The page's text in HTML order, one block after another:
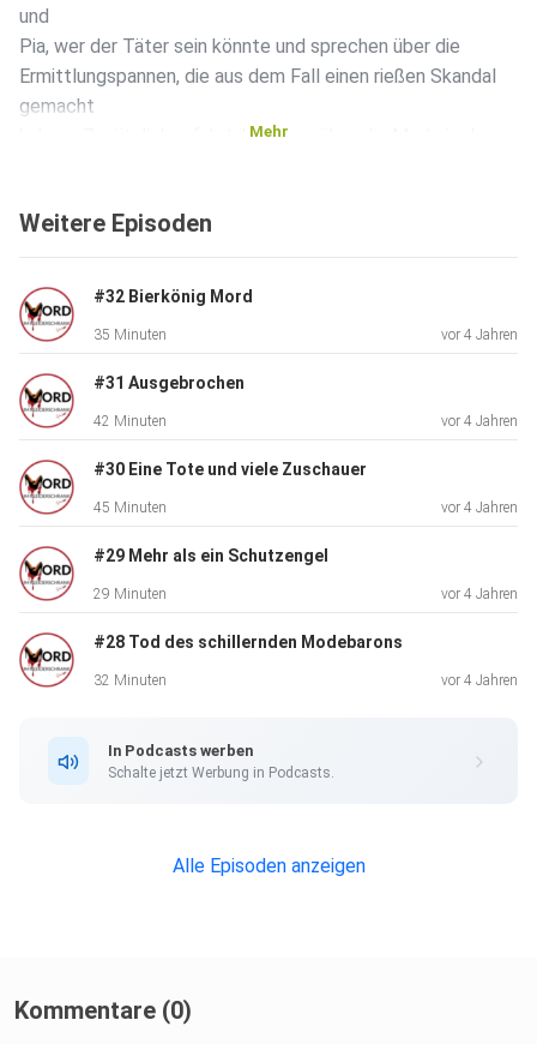
und
Pia, wer der Täter sein könnte und sprechen über die
Ermittlungspannen, die aus dem Fall einen rießen Skandal
gemacht
haben. Zusätzlich erfahrt ihr etwas über die Mode in dem
euch auf den Mord- und Modemittwoch! Fotos: peggy
Bing images ulvi kulac - Bing images Quellen: Das Buch zum
Fall:
Der Fall Peggy: Die Geschichte eines Skandals : Jung, Ina,
Lemmer,
Christoph: Amazon.de: Bücher Der Podcast: Geheimakte
damals geschehen? | ANTENNE BAYERN
Mehr
Weitere Episoden
#32 Bierkönig Mord
35 Minuten vor 4 Jahren
#31 Ausgebrochen
42 Minuten vor 4 Jahren
#30 Eine Tote und viele Zuschauer
45 Minuten vor 4 Jahren
#29 Mehr als ein Schutzengel
29 Minuten vor 4 Jahren
#28 Tod des schillernden Modebarons
32 Minuten vor 4 Jahren
In Podcasts werben
Schalte jetzt Werbung in Podcasts.
Alle Episoden anzeigen
Kommentare (0)